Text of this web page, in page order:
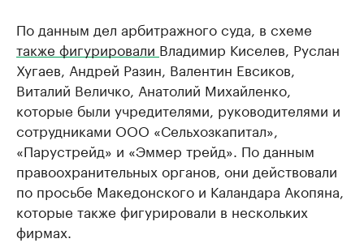
По данным дел арбитражного суда, в схеме
также фигурировали Владимир Киселев, Руслан
Хугаев, Андрей Разин, Валентин Евсиков,
Виталий Величко, Анатолий Михайленко,
которые были учредителями, руководителями и
сотрудниками ООО «Сельхозкапитал»,
«Парустрейд» и «Эммер трейд». По данным
правоохранительных органов, они действовали
по просьбе Македонского и Каландара Акопяна,
которые также фигурировали в нескольких
фирмах.